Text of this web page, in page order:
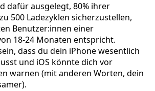
dafür ausgelegt, 80% ihrer
500 Ladezyklen sicherzustellen,
Benutzer:innen einer
18-24 Monaten entspricht.
dass du dein iPhone wesentlich
und iOS könnte dich vor
warnen (mit anderen Worten, dein